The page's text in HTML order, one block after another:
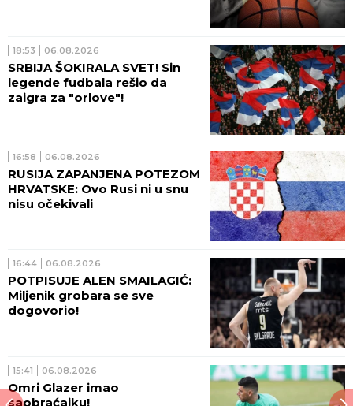
18:53 06.08.2026
SRBIJA ŠOKIRALA SVET! Sin
legende fudbala rešio da
zaigra za "orlove"!
16:58 06.08.2026
RUSIJA ZAPANJENA POTEZOM
HRVATSKE: Ovo Rusi ni u snu
nisu očekivali
16:44 06.08.2026
POTPISUJE ALEN SMAILAGIĆ:
Miljenik grobara se sve
dogovorio!
15:41 06.08.2026
Omri Glazer imao
saobraćajku!